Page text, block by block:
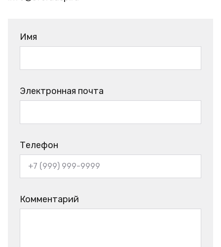
Имя
Электронная почта
Телефон
Комментарий